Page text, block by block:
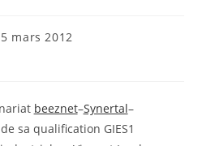
5 mars 2012
beeznet–Synertal–
sa qualification GIES1